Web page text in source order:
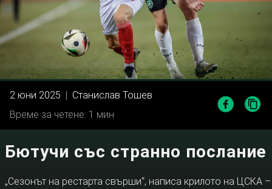
2 юни 2025 | Станислав Тошев
Време за четене: 1 мин
Бютучи със странно послание
„Сезонът на рестарта свърши“, написа крилото на ЦСКА –